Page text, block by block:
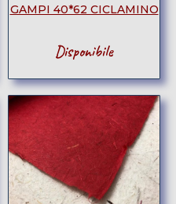
GAMPI 40*62 CICLAMINO
Disponibile